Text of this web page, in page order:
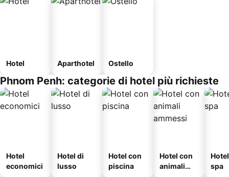
Hotel Aparthotel Ostello
Phnom Penh: categorie di hotel più richieste
Hotel
economici
Hotel di
lusso
Hotel con
piscina
Hotel con
animali
spa